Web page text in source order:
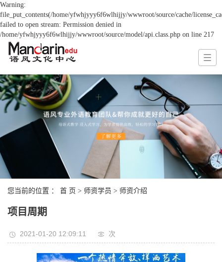
Warning:
file_put_contents(/home/yfwhjyyy6f6wlhijjy/wwwroot/source/cache/
failed to open stream: Permission denied in
/home/yfwhjyyy6f6wlhijjy/wwwroot/source/model/api.class.php on line 217
您当前的位置 ： 首 页 > 师资学员 > 师资介绍
项目周期
2021-01-20 12:09:11 次